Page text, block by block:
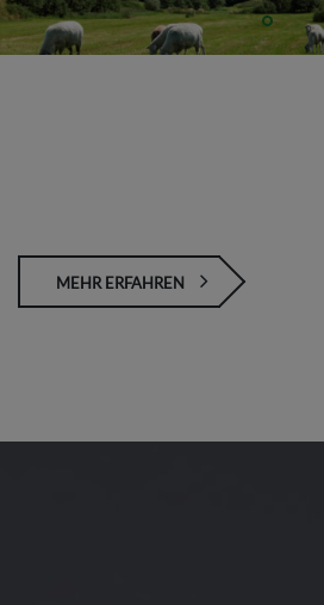
MEHR ERFAHREN